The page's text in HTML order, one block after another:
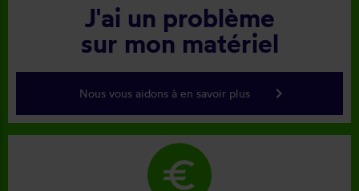
J'ai un problème
sur mon matériel
Nous vous aidons à en savoir plus keyboard_arrow_right
euro